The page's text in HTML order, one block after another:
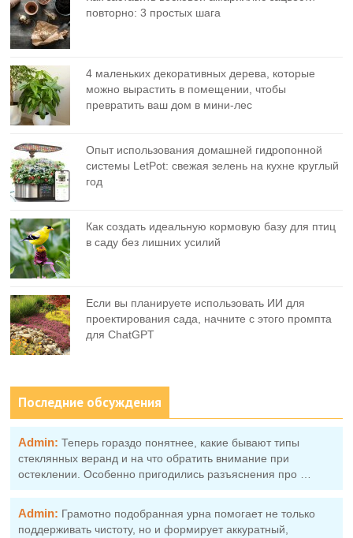
повторно: 3 простых шага
4 маленьких декоративных дерева, которые
можно вырастить в помещении, чтобы
превратить ваш дом в мини-лес
Опыт использования домашней гидропонной
системы LetPot: свежая зелень на кухне круглый
год
Как создать идеальную кормовую базу для птиц
в саду без лишних усилий
Если вы планируете использовать ИИ для
проектирования сада, начните с этого промпта
для ChatGPT
Последние обсуждения
Admin: Теперь гораздо понятнее, какие бывают типы
стеклянных веранд и на что обратить внимание при
остеклении. Особенно пригодились разъяснения про …
Admin: Грамотно подобранная урна помогает не только
поддерживать чистоту, но и формирует аккуратный,